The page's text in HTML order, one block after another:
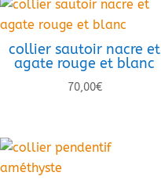
collier sautoir nacre et
agate rouge et blanc
70,00€